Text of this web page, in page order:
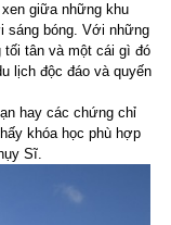
giữa những khu
sáng bóng. Với những
tân và một cái gì đó
lịch độc đáo và quyến
hay các chứng chỉ
khóa học phù hợp
Sĩ.